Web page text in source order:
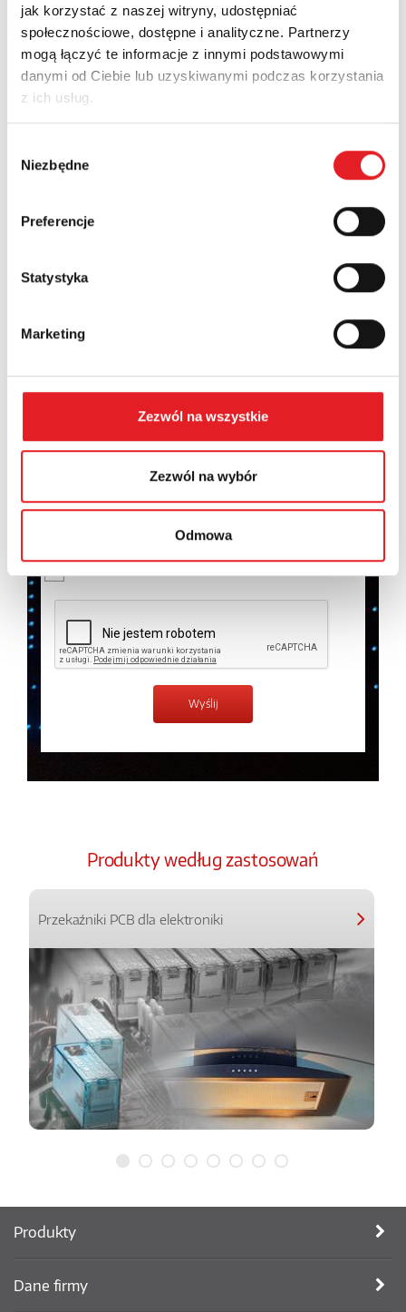
jak korzystać z naszej witryny, udostępniać
społecznościowe, dostępne i analityczne. Partnerzy
mogą łączyć te informacje z innymi podstawowymi
danymi od Ciebie lub uzyskiwanymi podczas korzystania
z ich usług.
zgody
Niezbędne
Preferencje
Statystyka
Marketing
Zezwól na wszystkie
Zezwól na wybór
Odmowa
Adres e-mail: *
Nazwa firmy:
Województwo:
Treść: *
Wyrażam zgodę na przetwarzanie moich danych
temat przetwarzania danych osobowych wPolityce
Produkty według zastosowań
Przekaźniki PCB dla elektroniki
Produkty
Dane firmy